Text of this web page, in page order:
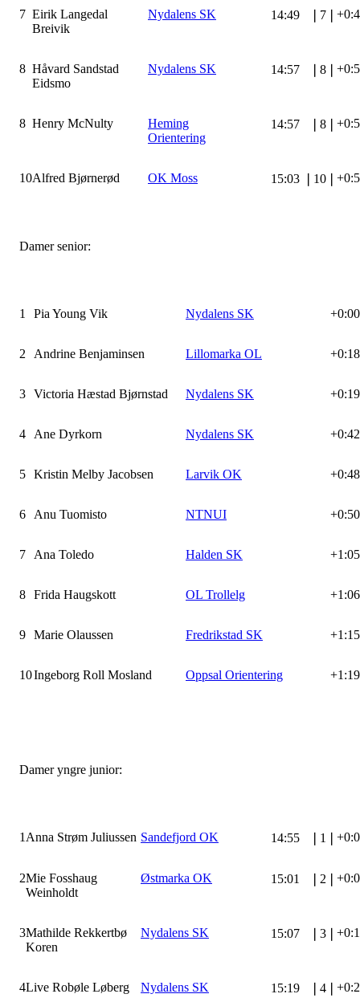
7 Eirik Langedal
Breivik
Nydalens SK 14:49 7
8 Håvard Sandstad
Eidsmo
Nydalens SK 14:57 8
8 Henry McNulty
Heming
Orientering
14:57 8
10Alfred Bjørnerød OK Moss 15:03 10
Damer senior:
1 Pia Young Vik Nydalens SK +0:00
2 Andrine Benjaminsen Lillomarka OL +0:18
3 Victoria Hæstad Bjørnstad Nydalens SK +0:19
4 Ane Dyrkorn Nydalens SK +0:42
5 Kristin Melby Jacobsen Larvik OK +0:48
6 Anu Tuomisto NTNUI +0:50
7 Ana Toledo Halden SK +1:05
8 Frida Haugskott OL Trollelg +1:06
9 Marie Olaussen Fredrikstad SK +1:15
10Ingeborg Roll Mosland Oppsal Orientering +1:19
Damer yngre junior:
1 Anna Strøm Juliussen Sandefjord OK 14:55 1
2Mie Fosshaug
Weinholdt
Østmarka OK 15:01 2
3Mathilde Rekkertbø
Koren
Nydalens SK 15:07 3
4Live Robøle Løberg Nydalens SK 15:19 4